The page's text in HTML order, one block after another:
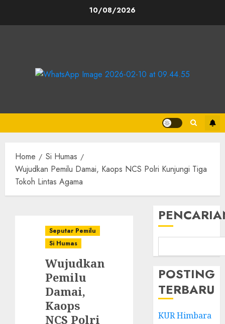
10/08/2026
Home
Si Humas
Wujudkan Pemilu Damai, Kaops NCS Polri Kunjungi Tiga
Tokoh Lintas Agama
Seputar Pemilu
Si Humas
Wujudkan
Pemilu
Damai,
Kaops
NCS Polri
POSTING
TERBARU
KUR Himbara